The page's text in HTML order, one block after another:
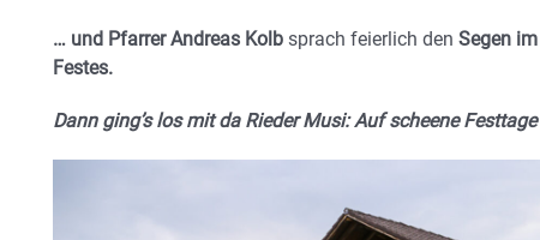
… und Pfarrer Andreas Kolb sprach feierlich den Segen
Festes.
Dann ging’s los mit da Rieder Musi: Auf scheene